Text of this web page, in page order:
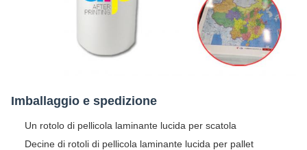
Imballaggio e spedizione
Un rotolo di pellicola laminante lucida per scatola
Decine di rotoli di pellicola laminante lucida per pallet